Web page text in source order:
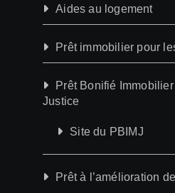
Aides au logement
Prêt immobilier pour
Prêt Bonifié
Justice
Site du PBIMJ
Prêt à l’amélioration